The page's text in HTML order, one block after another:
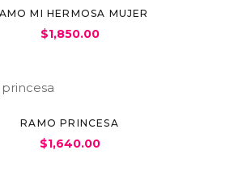
MI HERMOSA MUJER
$1,850.00
RAMO PRINCESA
$1,640.00